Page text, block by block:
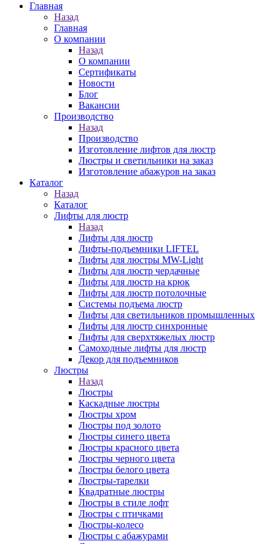
Главная
Назад
Главная
О компании
Назад
О компании
Сертификаты
Новости
Блог
Вакансии
Производство
Назад
Производство
Изготовление лифтов для люстр
Люстры и светильники на заказ
Изготовление абажуров на заказ
Каталог
Назад
Каталог
Лифты для люстр
Назад
Лифты для люстр
Лифты-подъемники LIFTEL
Лифты для люстры MW-Light
Лифты для люстр чердачные
Лифты для люстр на крюк
Лифты для люстр потолочные
Системы подъема люстр
Лифты для светильников промышленных
Лифты для люстр синхронные
Лифты для сверхтяжелых люстр
Самоходные лифты для люстр
Декор для подъемников
Люстры
Назад
Люстры
Каскадные люстры
Люстры хром
Люстры под золото
Люстры синего цвета
Люстры красного цвета
Люстры черного цвета
Люстры белого цвета
Люстры-тарелки
Квадратные люстры
Люстры в стиле лофт
Люстры с птичками
Люстры-колесо
Люстры с абажурами